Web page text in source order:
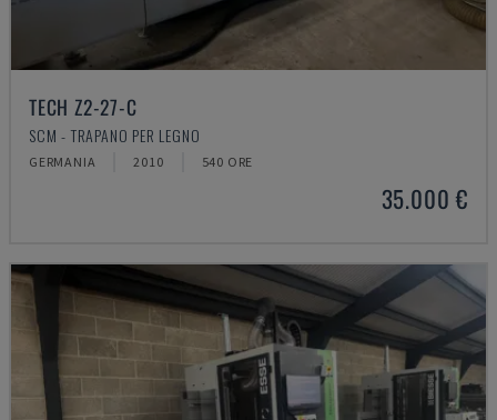
TECH Z2-27-C
SCM - TRAPANO PER LEGNO
GERMANIA 2010 540 ORE
35.000 €